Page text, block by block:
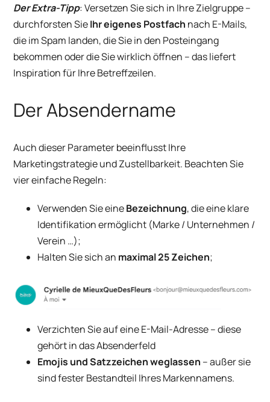
Der Extra-Tipp: Versetzen Sie sich in Ihre Zielgruppe –
durchforsten SieIhr eigenes Postfach nach E-Mails,
die im Spam landen, die Sie in den Posteingang
bekommen oder die Sie wirklich öffnen – das liefert
Inspiration für Ihre Betreffzeilen.
Der Absendername
Auch dieser Parameter beeinflusst Ihre
Marketingstrategie und Zustellbarkeit. Beachten Sie
vier einfache Regeln:
Verwenden Sie eineBezeichnung, die eine klare
Identifikation ermöglicht (Marke / Unternehmen /
Verein …);
Halten Sie sich an maximal 25 Zeichen;
Verzichten Sie auf eine E-Mail-Adresse – diese
gehört in das Absenderfeld
Emojis und Satzzeichen weglassen – außer sie
sind fester Bestandteil Ihres Markennamens.